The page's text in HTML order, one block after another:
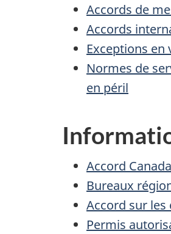
Accords de
Accords
Exceptions
Normes de
en péril
Accord
Bureaux
Accord sur les
Permis